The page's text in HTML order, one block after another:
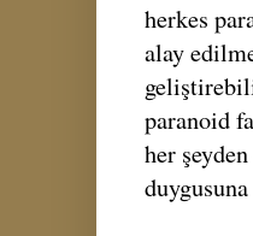
herkes
alay
paranoid
her şeyden